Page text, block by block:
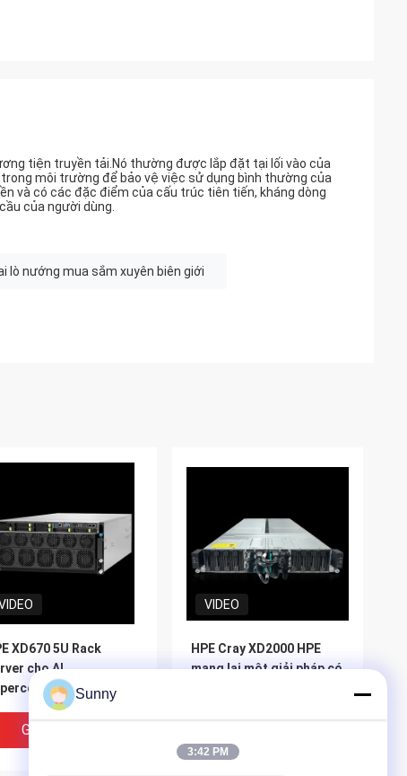
tiện truyền tải.Nó thường được lắp đặt tại lối vào của
môi trường để bảo vệ việc sử dụng bình thường của
và có các đặc điểm của cấu trúc tiên tiến, kháng dòng
của người dùng.
lò nướng mua sắm xuyên biên giới
XD670 5U Rack
cho AI
Được hỗ
bởi Intel Xeon CPU và
Hopper GPU
Giá Tốt Nhất
VIDEO
HPE Cray XD2000 HPE
mang lại một giải pháp có
Sunny
3:42 PM